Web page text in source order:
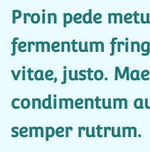
Proin pede
fermentum
vitae, justo.
condimentum
semper rutrum.